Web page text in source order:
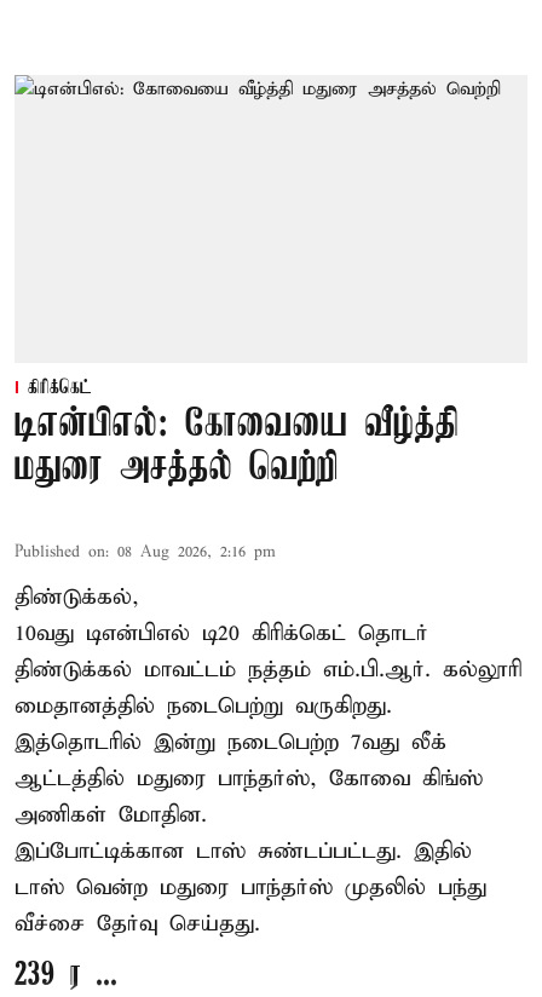
கிரிக்கெட்
டிஎன்பிஎல்: கோவையை வீழ்த்தி
மதுரை அசத்தல் வெற்றி
Published on: 08 Aug 2026, 2:16 pm
திண்டுக்கல்,
10வது டிஎன்பிஎல் டி20 கிரிக்கெட் தொடர்
திண்டுக்கல் மாவட்டம் நத்தம் எம்.பி.ஆர். கல்லூரி
மைதானத்தில் நடைபெற்று வருகிறது.
இத்தொடரில் இன்று நடைபெற்ற 7வது லீக்
ஆட்டத்தில் மதுரை பாந்தர்ஸ், கோவை கிங்ஸ்
அணிகள் மோதின.
இப்போட்டிக்கான டாஸ் சுண்டப்பட்டது. இதில்
டாஸ் வென்ற மதுரை பாந்தர்ஸ் முதலில் பந்து
வீச்சை தேர்வு செய்தது.
239 ர ...